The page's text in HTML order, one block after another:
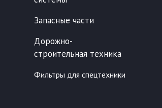
Запасные части
Дорожно-
строительная техника
Фильтры для спецтехники